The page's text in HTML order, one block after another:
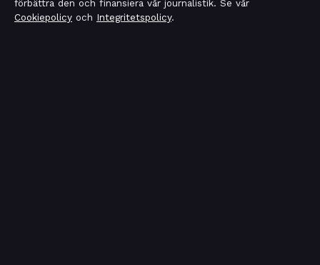
förbättra den och finansiera vår journalistik. Se vår
Cookiepolicy och Integritetspolicy.